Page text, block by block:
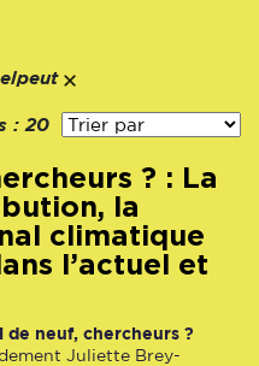
:20
la
climatique
l’actuel et
de neuf, chercheurs ?
Juliette Brey-